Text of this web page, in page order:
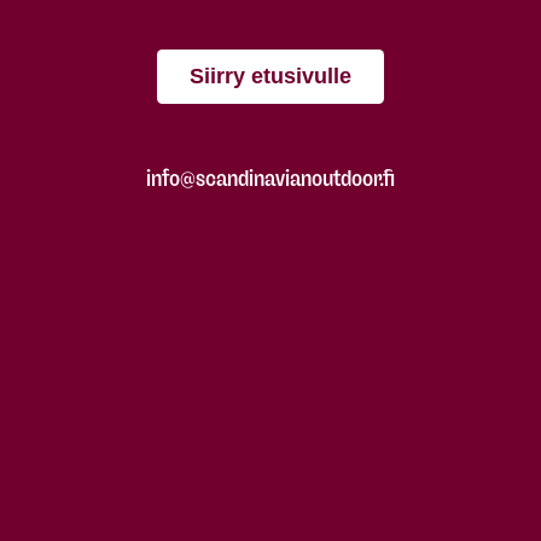
Siirry etusivulle
info@scandinavianoutdoor.fi